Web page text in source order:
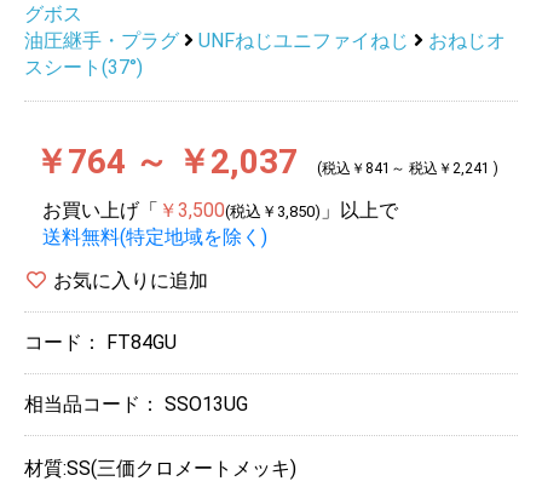
グボス
油圧継手・プラグ
UNFねじユニファイねじ
おねじオ
スシート(37°)
￥764 ～ ￥2,037 (税込￥841～ 税込￥2,241 )
お買い上げ「 ￥3,500(税込￥3,850) 」以上で
送料無料(特定地域を除く)
お気に入りに追加
コード： FT84GU
相当品コード： SSO13UG
材質:SS(三価クロメートメッキ)